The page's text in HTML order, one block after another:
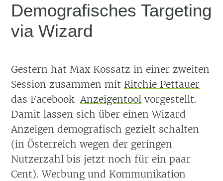
Demografisches Targeting
via Wizard
Gestern hat Max Kossatz in einer zweiten
Session zusammen mit Ritchie Pettauer
das Facebook-Anzeigentool vorgestellt.
Damit lassen sich über einen Wizard
Anzeigen demografisch gezielt schalten
(in Österreich wegen der geringen
Nutzerzahl bis jetzt noch für ein paar
Cent). Werbung und Kommunikation